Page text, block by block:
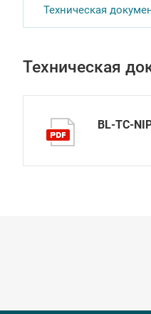
Техническая
Техническая
BL-TC-